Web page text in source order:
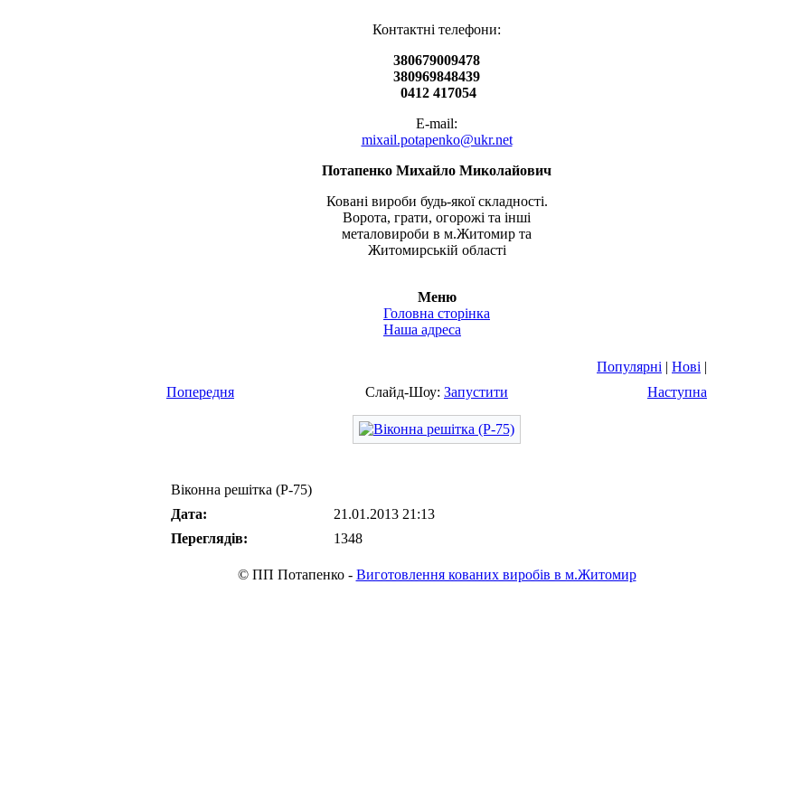
Контактні телефони:
380679009478
380969848439
0412 417054
E-mail:
mixail.potapenko@ukr.net
Потапенко Михайло Миколайович
Ковані вироби будь-якої складності.
Ворота, грати, огорожі та інші
металовироби в м.Житомир та
Житомирській області
Меню
Головна сторінка
Наша адреса
Популярні | Нові |
Попередня
Слайд-Шоу: Запустити Наступна
Віконна решітка (Р-75)
Дата:
21.01.2013 21:13
Переглядів:
1348
© ПП Потапенко - Виготовлення кованих виробів в м.Житомир